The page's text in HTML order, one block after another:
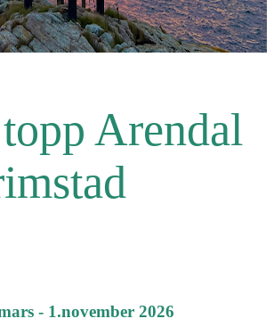
Arendal
- 1.november 2026